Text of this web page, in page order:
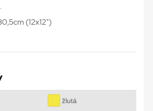
(12x12")
žlutá